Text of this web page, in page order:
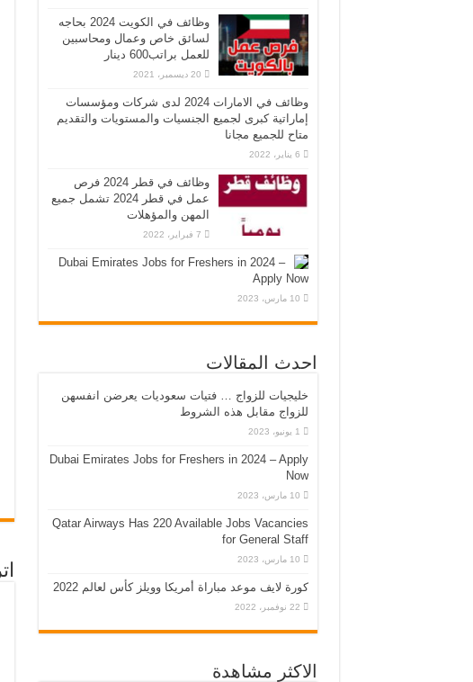
وظائف في الكويت 2024 بحاجه
لسائق خاص وعمال ومحاسبين
للعمل براتب600 دينار
20 ديسمبر، 2021
وظائف في الامارات 2024 لدى شركات ومؤسسات
إماراتية كبرى لجميع الجنسيات والمستويات والتقديم
متاح للجميع مجانا
6 يناير، 2022
وظائف في قطر 2024 فرص
عمل في قطر 2024 تشمل جميع
المهن والمؤهلات
7 فبراير، 2022
Dubai Emirates Jobs for Freshers in 2024 –
Apply Now
10 مارس، 2023
احدث المقالات
خليجيات للزواج … فتيات سعوديات يعرضن انفسهن
للزواج مقابل هذه الشروط
1 يونيو، 2023
Dubai Emirates Jobs for Freshers in 2024 – Apply
Now
10 مارس، 2023
Qatar Airways Has 220 Available Jobs Vacancies
for General Staff
10 مارس، 2023
كورة لايف موعد مباراة أمريكا وويلز كأس لعالم 2022
22 نوفمبر، 2022
الاكثر مشاهدة